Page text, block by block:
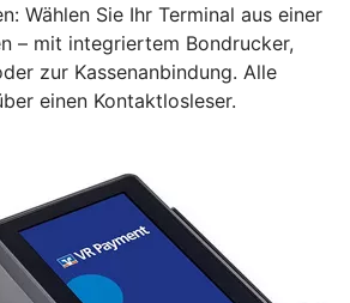
Wählen Sie Ihr Terminal aus einer
– mit integriertem Bondrucker,
zur Kassenanbindung. Alle
einen Kontaktlosleser.